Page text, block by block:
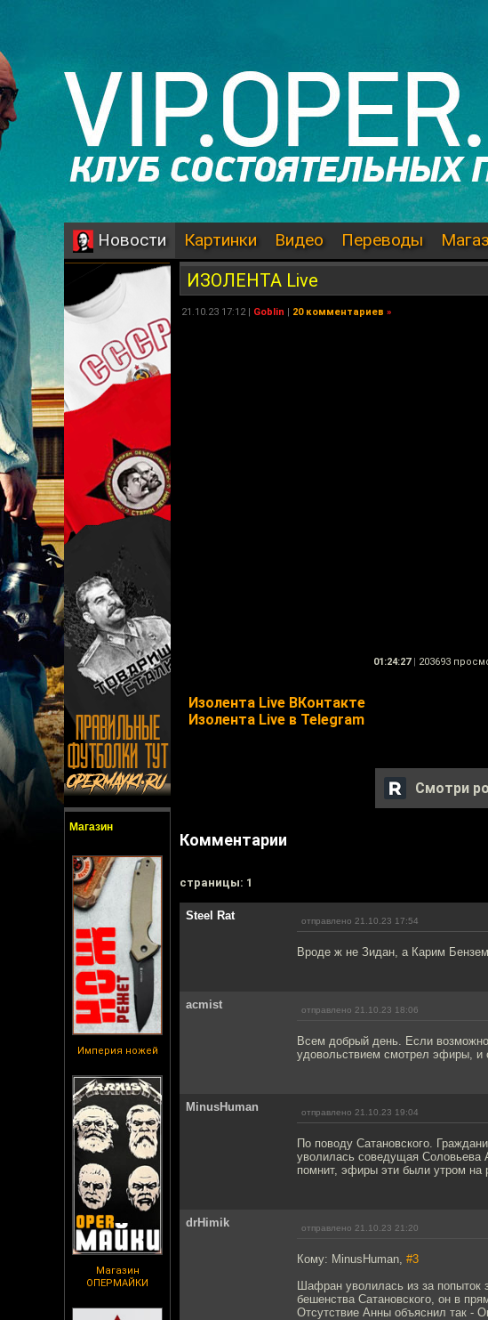
Новости Картинки Видео Переводы
Магазин
Империя ножей
Магазин
ОПЕРМАЙКИ
ИЗОЛЕНТА Live
21.10.23 17:12 | Goblin | 20 комментариев »
01:24:27 | 203693
Изолента Live ВКонтакте
Изолента Live в Telegram
Смотри
Комментарии
cтраницы: 1
Steel Rat отправлено 21.10.23 17:54
Вроде ж не Зидан, а Карим
acmist отправлено 21.10.23 18:06
Всем добрый день. Если
удовольствием смотрел эфиры, и
MinusHuman отправлено 21.10.23 19:04
По поводу Сатановского.
уволилась соведущая
помнит, эфиры эти были утром на
drHimik отправлено 21.10.23 21:20
Кому: MinusHuman, #3
Шафран уволилась из за попыток
бешенства Сатановского, он в
Отсутствие Анны объяснил так -